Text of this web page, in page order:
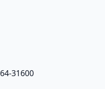
31600